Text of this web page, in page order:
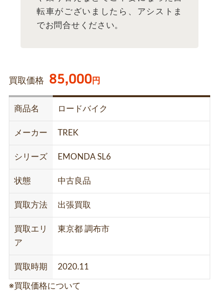
転車がございましたら、アシストま
でお問合せください。
買取価格 85,000円
商品名 ロードバイク
メーカー TREK
シリーズ EMONDA SL6
状態 中古良品
買取方法 出張買取
買取エリ
ア
東京都 調布市
買取時期 2020.11
※買取価格について